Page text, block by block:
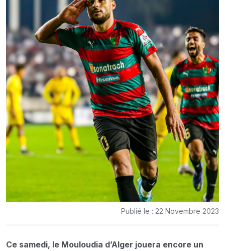
Publié le : 22 Novembre 2023
Ce samedi, le Mouloudia d’Alger jouera encore un